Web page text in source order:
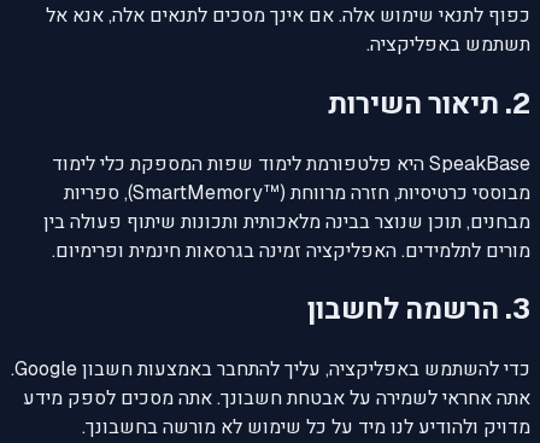
כפוף לתנאי שימוש אלה. אם אינך מסכים לתנאים אלה, אנא אל
תשתמש באפליקציה.
2. תיאור השירות
SpeakBase היא פלטפורמת לימוד שפות המספקת כלי לימוד
מבוססי כרטיסיות, חזרה מרווחת (SmartMemory™‎), ספריות
מבחנים, תוכן שנוצר בבינה מלאכותית ותכונות שיתוף פעולה בין
מורים לתלמידים. האפליקציה זמינה בגרסאות חינמית ופרימיום.
3. הרשמה לחשבון
כדי להשתמש באפליקציה, עליך להתחבר באמצעות חשבון Google.
אתה אחראי לשמירה על אבטחת חשבונך. אתה מסכים לספק מידע
מדויק ולהודיע לנו מיד על כל שימוש לא מורשה בחשבונך.